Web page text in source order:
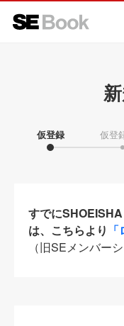
仮登録 仮登
すでに
は、こちらより
（旧SEメンバー